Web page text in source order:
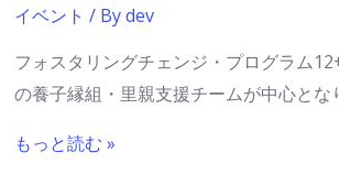
イベント / Bydev
フォスタリングチェンジ・プログラム
の養子縁組・里親支援チームが中心と
もっと読む »